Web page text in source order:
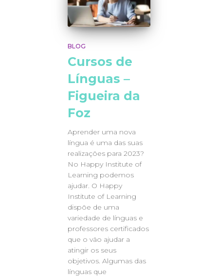
BLOG
Cursos de
Línguas –
Figueira da
Foz
Aprender uma nova
língua é uma das suas
realizações para 2023?
No Happy Institute of
Learning podemos
ajudar. O Happy
Institute of Learning
dispõe de uma
variedade de línguas e
professores certificados
que o vão ajudar a
atingir os seus
objetivos. Algumas das
línguas que